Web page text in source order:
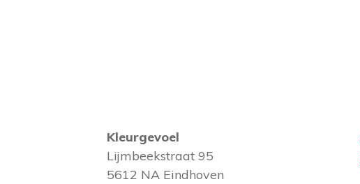
Kleurgevoel
Lijmbeekstraat 95
5612 NA Eindhoven